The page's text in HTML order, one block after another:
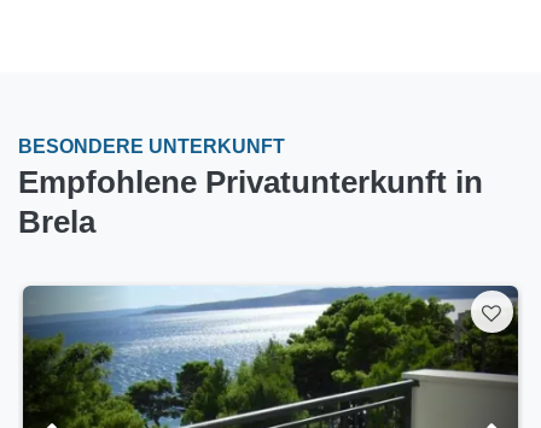
BESONDERE UNTERKUNFT
Empfohlene Privatunterkunft in
Brela